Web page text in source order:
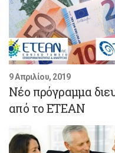
9 Απριλίου, 2019
Νέο πρόγραμμα
από το ΕΤΕΑΝ